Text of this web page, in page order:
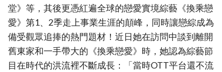
堂》等，其後更憑紅遍全球的戀愛實境綜藝《換乘戀
愛》第1、2季走上事業生涯的顛峰，同時讓戀綜成為
備受觀眾追捧的熱門題材！近日她在訪問中談到離開
舊東家和一手帶大的《換乘戀愛》時，她認為綜藝節
目在時代的洪流裡不斷成長：「當時OTT平台還不流